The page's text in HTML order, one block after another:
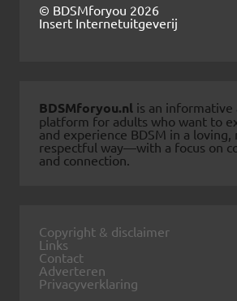
© BDSMforyou 2026
Insert Internetuitgeverij
BDSMforyou.nl is an informative
platform for adults who want to
and experience BDSM in a loving,
respectful way—with a focus on
and connection.
Copyright & disclaimer
Links
Contact
Adverteren
Privacyverklaring